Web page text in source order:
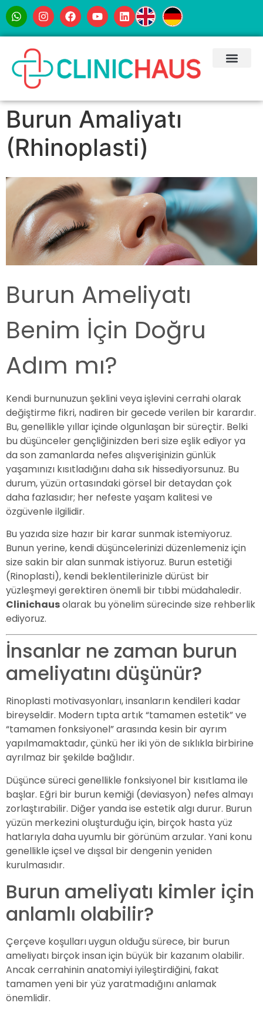
Burun Amaliyatı
(Rhinoplasti)
Burun Ameliyatı
Benim İçin Doğru
Adım mı?
Kendi burnunuzun şeklini veya işlevini cerrahi olarak
değiştirme fikri, nadiren bir gecede verilen bir karardır.
Bu, genellikle yıllar içinde olgunlaşan bir süreçtir. Belki
bu düşünceler gençliğinizden beri size eşlik ediyor ya
da son zamanlarda nefes alışverişinizin günlük
yaşamınızı kısıtladığını daha sık hissediyorsunuz. Bu
durum, yüzün ortasındaki görsel bir detaydan çok
daha fazlasıdır; her nefeste yaşam kalitesi ve
özgüvenle ilgilidir.
Bu yazıda size hazır bir karar sunmak istemiyoruz.
Bunun yerine, kendi düşüncelerinizi düzenlemeniz için
size sakin bir alan sunmak istiyoruz. Burun estetiği
(Rinoplasti), kendi beklentilerinizle dürüst bir
yüzleşmeyi gerektiren önemli bir tıbbi müdahaledir.
Clinichausolarak bu yönelim sürecinde size rehberlik
ediyoruz.
İnsanlar ne zaman burun
ameliyatını düşünür?
Rinoplasti motivasyonları, insanların kendileri kadar
bireyseldir. Modern tıpta artık “tamamen estetik” ve
“tamamen fonksiyonel” arasında kesin bir ayrım
yapılmamaktadır, çünkü her iki yön de sıklıkla birbirine
ayrılmaz bir şekilde bağlıdır.
Düşünce süreci genellikle fonksiyonel bir kısıtlama ile
başlar. Eğri bir burun kemiği (deviasyon) nefes almayı
zorlaştırabilir. Diğer yanda ise estetik algı durur. Burun
yüzün merkezini oluşturduğu için, birçok hasta yüz
hatlarıyla daha uyumlu bir görünüm arzular. Yani konu
genellikle içsel ve dışsal bir dengenin yeniden
kurulmasıdır.
Burun ameliyatı kimler için
anlamlı olabilir?
Çerçeve koşulları uygun olduğu sürece, bir burun
ameliyatı birçok insan için büyük bir kazanım olabilir.
Ancak cerrahinin anatomiyi iyileştirdiğini, fakat
tamamen yeni bir yüz yaratmadığını anlamak
önemlidir.